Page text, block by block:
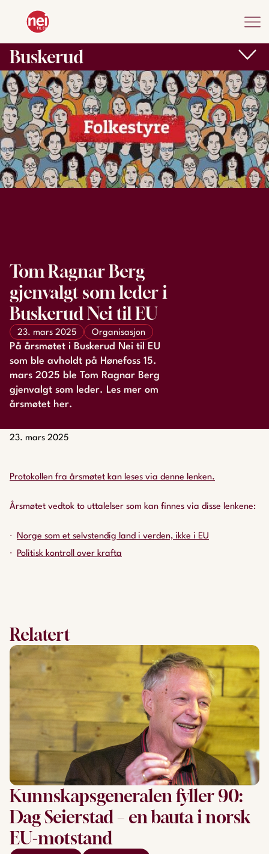
Buskerud
23. mars 2025
Tom Ragnar Berg
gjenvalgt som leder i
Buskerud Nei til EU
23. mars 2025 Organisasjon
På årsmøtet i Buskerud Nei til EU
som ble avholdt på Hønefoss 15.
mars 2025 ble Tom Ragnar Berg
gjenvalgt som leder. Les mer om
årsmøtet her.
Protokollen fra årsmøtet kan leses via denne lenken.
Årsmøtet vedtok to uttalelser som kan finnes via disse lenkene:
Norge som et selvstendig land i verden, ikke i EU
Politisk kontroll over krafta
Relatert
Kunnskapsgeneralen fyller 90:
Dag Seierstad – en bauta i norsk
EU-motstand